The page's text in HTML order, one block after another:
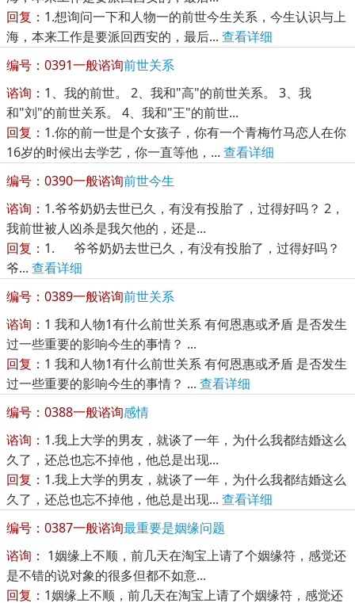
回复： 1.想询问一下和人物一的前世今生关系，今生认识与上
海，本来工作是要派回西安的，最后... 查看详细
编号：0391一般谘询前世关系
谘询： 1、我的前世。 2、我和"高"的前世关系。 3、我
和"刘"的前世关系。 4、我和"王"的前世...
回复： 1.你的前一世是个女孩子，你有一个青梅竹马恋人在你
16岁的时候出去学艺，你一直等他，... 查看详细
编号：0390一般谘询前世今生
谘询： 1.爷爷奶奶去世已久，有没有投胎了，过得好吗？ 2，
我前世被人凶杀是我欠他的，还是...
回复： 1. 爷爷奶奶去世已久，有没有投胎了，过得好吗？
爷... 查看详细
编号：0389一般谘询前世关系
谘询： 1 我和人物1有什么前世关系 有何恩惠或矛盾 是否发生
过一些重要的影响今生的事情？ ...
回复： 1 我和人物1有什么前世关系 有何恩惠或矛盾 是否发生
过一些重要的影响今生的事情？ ... 查看详细
编号：0388一般谘询感情
谘询： 1.我上大学的男友，就谈了一年，为什么我都结婚这么
久了，还总也忘不掉他，他总是出现...
回复： 1.我上大学的男友，就谈了一年，为什么我都结婚这么
久了，还总也忘不掉他，他总是出现... 查看详细
编号：0387一般谘询最重要是姻缘问题
谘询： 1姻缘上不顺，前几天在淘宝上请了个姻缘符，感觉还
是不错的说对象的很多但都不如意...
回复： 1姻缘上不顺，前几天在淘宝上请了个姻缘符，感觉还